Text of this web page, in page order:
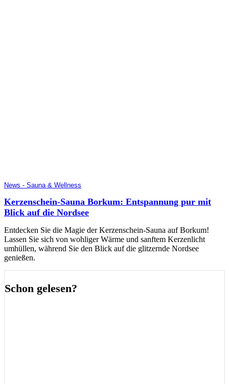
News - Sauna & Wellness
Kerzenschein-Sauna Borkum: Entspannung pur mit
Blick auf die Nordsee
Entdecken Sie die Magie der Kerzenschein-Sauna auf Borkum!
Lassen Sie sich von wohliger Wärme und sanftem Kerzenlicht
umhüllen, während Sie den Blick auf die glitzernde Nordsee
genießen.
Schon gelesen?